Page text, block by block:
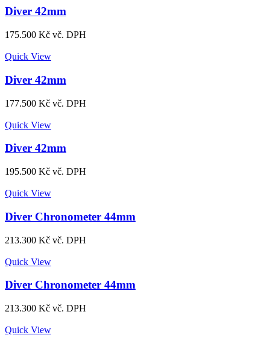
Diver 42mm
175.500 Kč vč. DPH
Quick View
Diver 42mm
177.500 Kč vč. DPH
Quick View
Diver 42mm
195.500 Kč vč. DPH
Quick View
Diver Chronometer 44mm
213.300 Kč vč. DPH
Quick View
Diver Chronometer 44mm
213.300 Kč vč. DPH
Quick View